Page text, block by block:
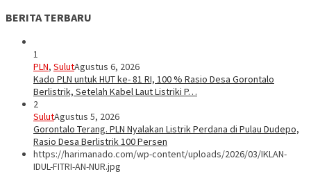
BERITA TERBARU
1
PLN, SulutAgustus 6, 2026
Kado PLN untuk HUT ke- 81 RI, 100 % Rasio Desa Gorontalo
Berlistrik, Setelah Kabel Laut Listriki P…
2
SulutAgustus 5, 2026
Gorontalo Terang. PLN Nyalakan Listrik Perdana di Pulau Dudepo,
Rasio Desa Berlistrik 100 Persen
https://harimanado.com/wp-content/uploads/2026/03/IKLAN-
IDUL-FITRI-AN-NUR.jpg